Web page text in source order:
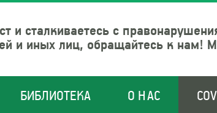
и сталкиваетесь с
и иных лиц, обращайтесь к
БИБЛИОТЕКА О НАС